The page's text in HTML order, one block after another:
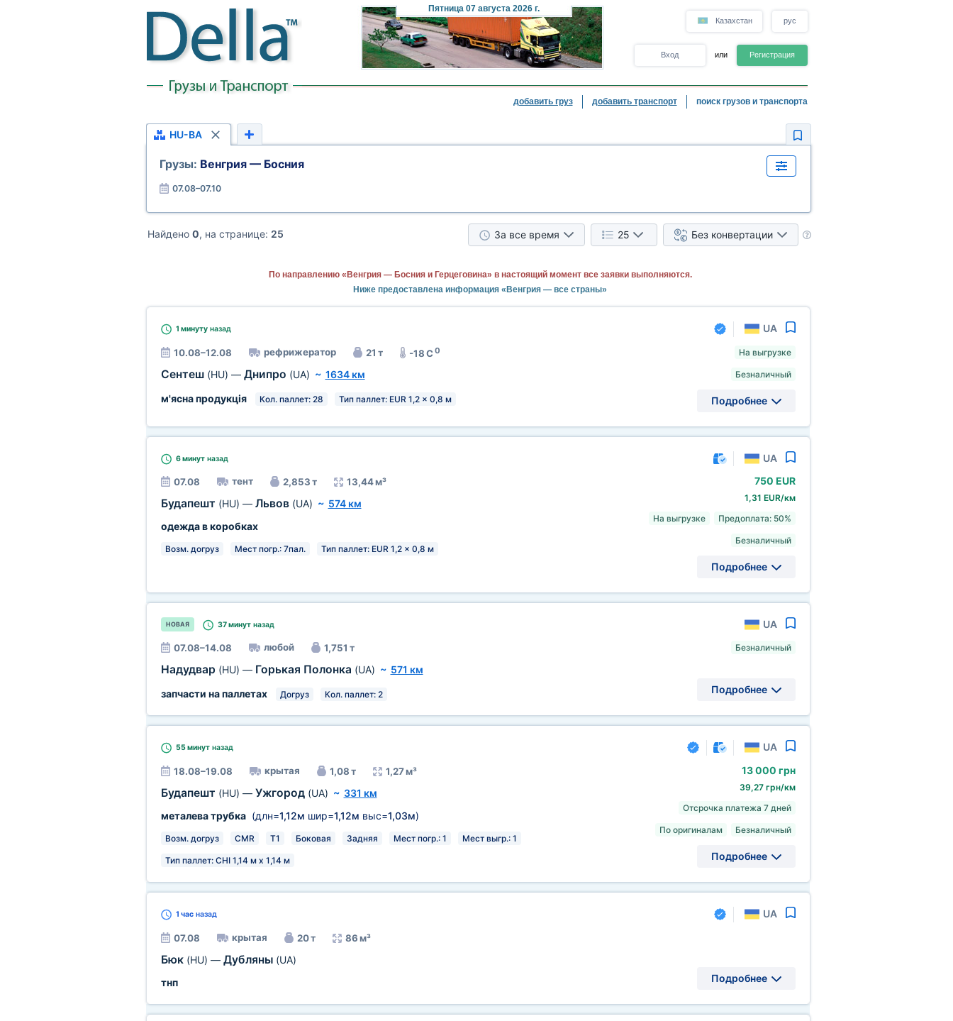
Пятница07 августа 2026 г.
Казахстан рус
Вход или Регистрация
добавить груз добавить транспорт поиск грузов и транспорта
HU-BA
Грузы: Венгрия — Босния
07.08–07.10
Найдено 0, на странице: 25 За все время 25 Без конвертации
По направлению «Венгрия — Босния и Герцеговина» в настоящий момент все заявки выполняются.
Ниже предоставлена информация «Венгрия — все страны»
1 минутуназад UA
10.08–12.08 рефрижератор 21 т -18 C0
Сентеш (HU) — Днипро (UA) ~ 1634 км
м'ясна продукція
Кол. паллет: 28 Тип паллет: EUR 1,2 x 0,8 м
На выгрузке
Безналичный
Подробнее
6 минутназад UA
07.08 тент 2,853 т 13,44 м³
Будапешт (HU) — Львов (UA) ~ 574 км
одежда в коробках
Возм. догруз Мест погр.: 7пал. Тип паллет: EUR 1,2 x 0,8 м
750 EUR
1,31 EUR/км
На выгрузке
Предоплата: 50%
Безналичный
Подробнее
НОВАЯ 37 минутназад UA
07.08–14.08 любой 1,751 т
Надудвар (HU) — Горькая Полонка (UA) ~ 571 км
запчасти на паллетах
Догруз Кол. паллет: 2
Безналичный
Подробнее
55 минутназад UA
18.08–19.08 крытая 1,08 т 1,27 м³
Будапешт (HU) — Ужгород (UA) ~ 331 км
металева трубка(длн=1,12м шир=1,12м выс=1,03м)
Возм. догруз CMR T1 Боковая Задняя Мест погр.: 1 Мест выгр.: 1
Тип паллет: CHI 1,14 м х 1,14 м
13 000 грн
39,27 грн/км
Отсрочка платежа 7 дней
По оригиналам Безналичный
Подробнее
1 часназад UA
07.08 крытая 20 т 86 м³
Бюк (HU) — Дубляны (UA)
тнп
Подробнее